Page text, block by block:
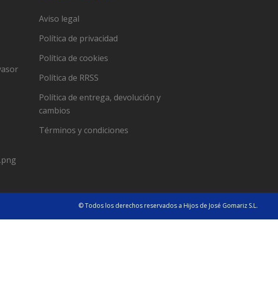
Aviso legal
Política de privacidad
Política de cookies
Política de RRSS
Política de entrega, devolución y
cambios
Términos y condiciones
© Todos los derechos reservados a Hijos de José Gomariz S.L.